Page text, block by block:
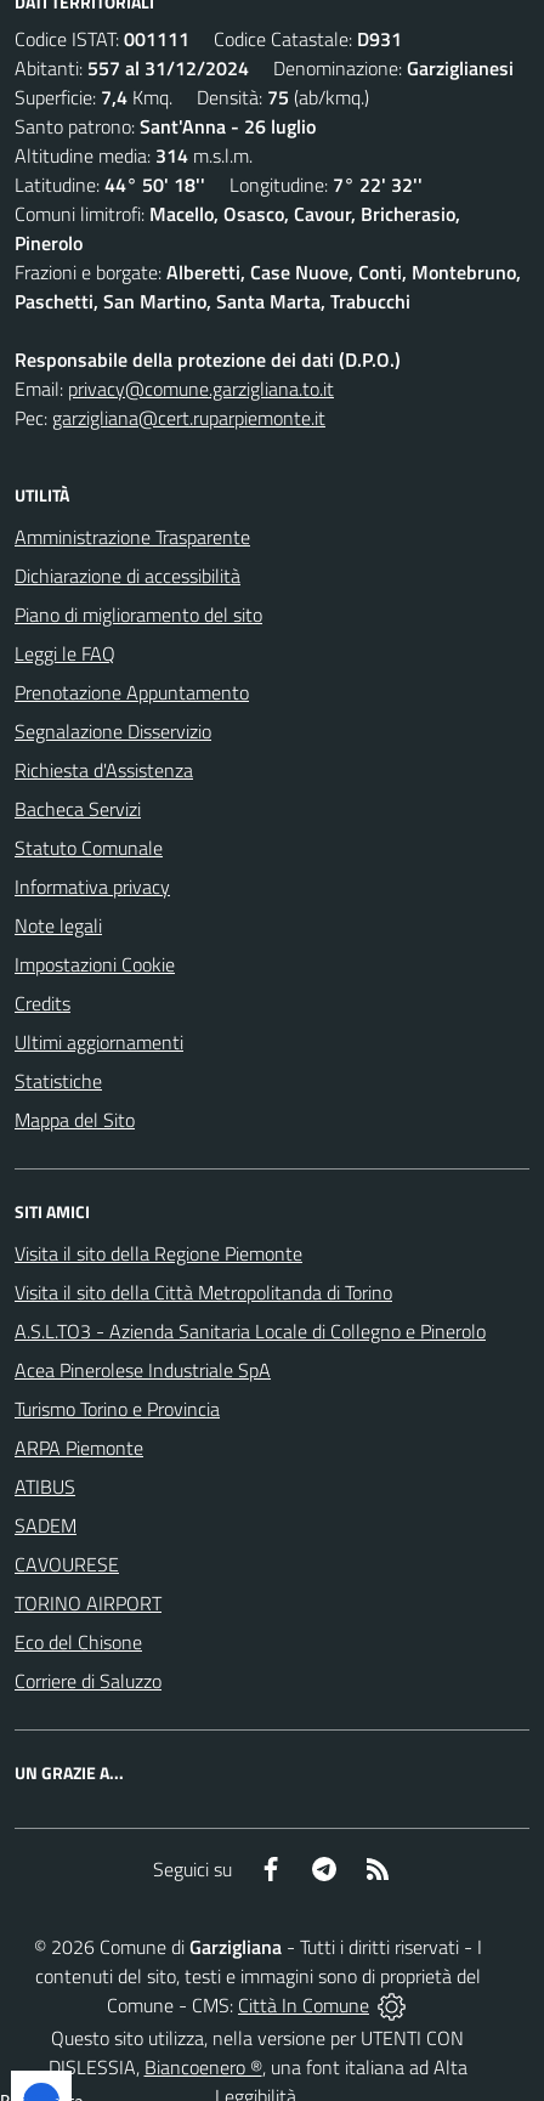
Codice ISTAT:001111 Codice Catastale: D931
Abitanti: 557 al 31/12/2024 Denominazione:Garziglianesi
Superficie: 7,4 Kmq. Densità: 75 (ab/kmq.)
Santo patrono:Sant'Anna - 26 luglio
Altitudine media: 314 m.s.l.m.
Latitudine:44° 50' 18'' Longitudine: 7° 22' 32''
Comuni limitrofi: Macello, Osasco, Cavour, Bricherasio,
Pinerolo
Frazioni e borgate:Alberetti, Case Nuove, Conti, Montebruno,
Paschetti, San Martino, Santa Marta, Trabucchi
Responsabile della protezione dei dati (D.P.O.)
Email: privacy@comune.garzigliana.to.it
Pec: garzigliana@cert.ruparpiemonte.it
UTILITÀ
Amministrazione Trasparente
Dichiarazione di accessibilità
Piano di miglioramento del sito
Leggi le FAQ
Prenotazione Appuntamento
Segnalazione Disservizio
Richiesta d'Assistenza
Bacheca Servizi
Statuto Comunale
Informativa privacy
Note legali
Impostazioni Cookie
Credits
Ultimi aggiornamenti
Statistiche
Mappa del Sito
SITI AMICI
Visita il sito della Regione Piemonte
Visita il sito della Città Metropolitanda di Torino
A.S.L.TO3 - Azienda Sanitaria Locale di Collegno e Pinerolo
Acea Pinerolese Industriale SpA
Turismo Torino e Provincia
ARPA Piemonte
ATIBUS
SADEM
CAVOURESE
TORINO AIRPORT
Eco del Chisone
Corriere di Saluzzo
UN GRAZIE A...
Seguici su Facebook Telegram
© 2026Comune diGarzigliana- Tutti i diritti riservati - I
contenuti del sito, testi e immagini sono di proprietà del
Comune - CMS: Città In Comune
Questo sito utilizza, nella versione per UTENTI CON
DISLESSIA, Biancoenero ®, una font italiana ad Alta